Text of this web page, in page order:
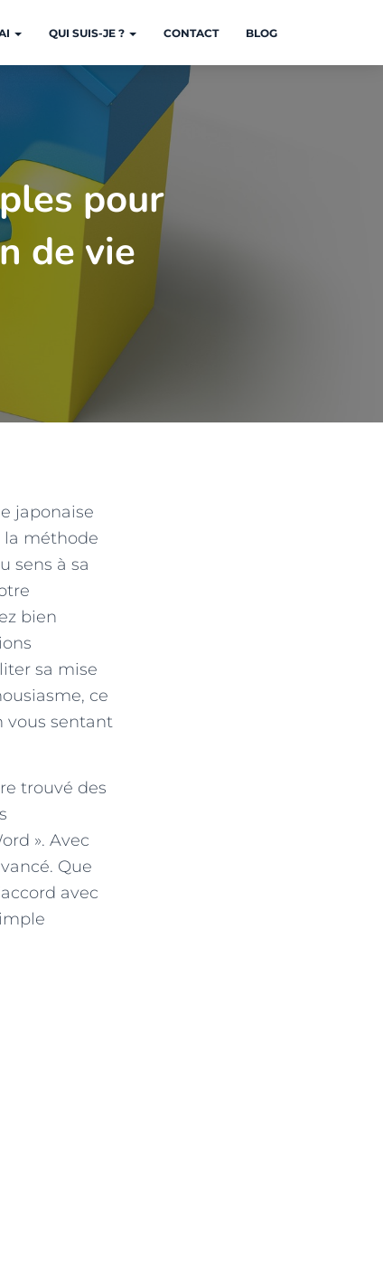
QUI SUIS-JE ? CONTACT BLOG
pour
de vie
japonaise
la méthode
sens à sa
bien
sa mise
ce
vous sentant
trouvé des
». Avec
Que
avec